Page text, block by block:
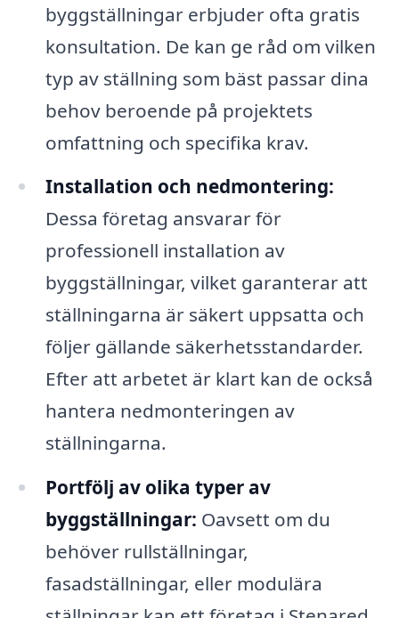
byggställningar erbjuder ofta gratis
konsultation. De kan ge råd om vilken
typ av ställning som bäst passar dina
behov beroende på projektets
omfattning och specifika krav.
Installation och nedmontering:
Dessa företag ansvarar för
professionell installation av
byggställningar, vilket garanterar att
ställningarna är säkert uppsatta och
följer gällande säkerhetsstandarder.
Efter att arbetet är klart kan de också
hantera nedmonteringen av
ställningarna.
Portfölj av olika typer av
byggställningar: Oavsett om du
behöver rullställningar,
fasadställningar, eller modulära